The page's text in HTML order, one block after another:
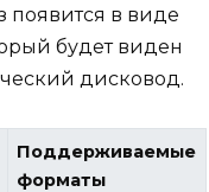
появится в виде
будет виден
дисковод.
Поддерживаемые
форматы